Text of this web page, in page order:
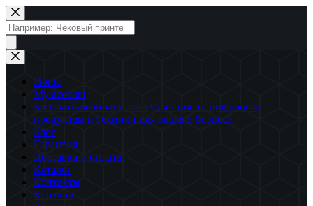
Перейти
к
сути
Поиск
товаров
Home
My account
Бесплатная онлайн консультация по цифровым
продуктам и техники для вашего бизнеса
Блог
Гарантия
Доставка и оплата
Каталог
Контакты
Корзина